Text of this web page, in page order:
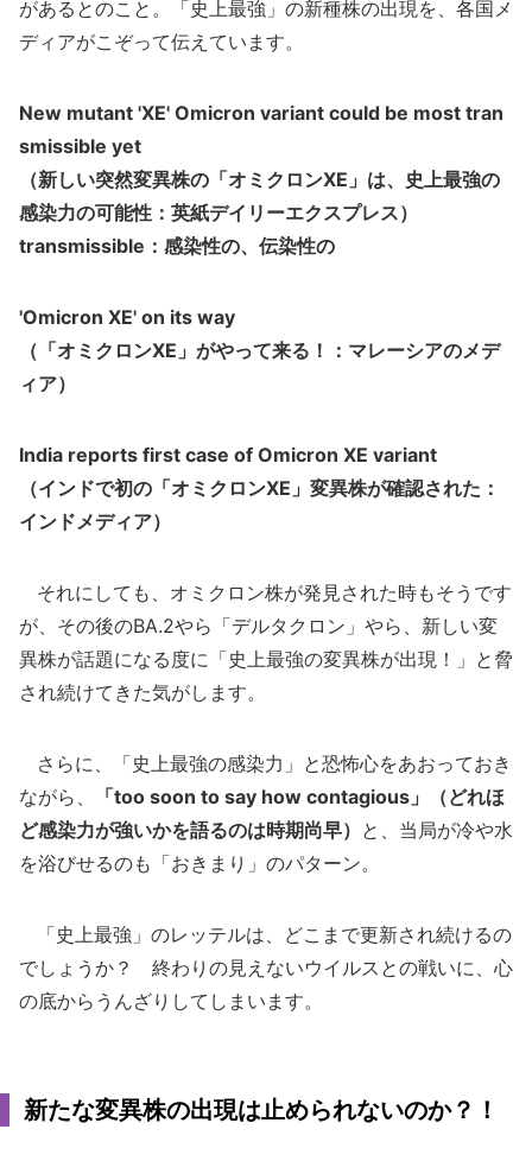
があるとのこと。「史上最強」の新種株の出現を、各国メ
ディアがこぞって伝えています。
New mutant 'XE' Omicron variant could be most tran
smissible yet
（新しい突然変異株の「オミクロンXE」は、史上最強の
感染力の可能性：英紙デイリーエクスプレス）
transmissible：感染性の、伝染性の
'Omicron XE' on its way
（「オミクロンXE」がやって来る！：マレーシアのメデ
ィア）
India reports first case of Omicron XE variant
（インドで初の「オミクロンXE」変異株が確認された：
インドメディア）
それにしても、オミクロン株が発見された時もそうです
が、その後のBA.2やら「デルタクロン」やら、新しい変
異株が話題になる度に「史上最強の変異株が出現！」と脅
され続けてきた気がします。
さらに、「史上最強の感染力」と恐怖心をあおっておき
ながら、
「too soon to say how contagious」（どれほ
ど感染力が強いかを語るのは時期尚早） と、当局が冷や水
を浴びせるのも「おきまり」のパターン。
「史上最強」のレッテルは、どこまで更新され続けるの
でしょうか？ 終わりの見えないウイルスとの戦いに、心
の底からうんざりしてしまいます。
新たな変異株の出現は止められないのか？！